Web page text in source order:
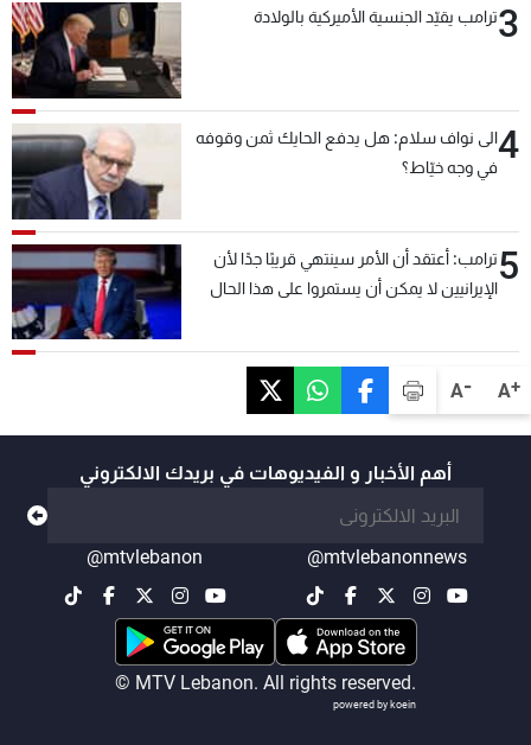
A+
A-
3ترامب يقيّد الجنسية الأميركية بالولادة
4الى نواف سلام: هل يدفع الحايك ثمن وقوفه
في وجه خيّاط؟
5ترامب: أعتقد أن الأمر سينتهي قريبًا جدًا لأن
الإيرانيين لا يمكن أن يستمروا على هذا الحال
أهم الأخبار و الفيديوهات في بريدك الالكتروني
@mtvlebanonnews
@mtvlebanon
© MTV Lebanon. All rights reserved.
powered by koein